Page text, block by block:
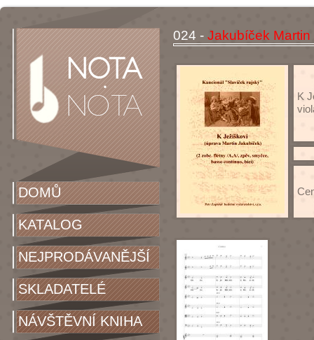
DOMŮ
KATALOG
NEJPRODÁVANĚJŠÍ
SKLADATELÉ
NÁVŠTĚVNÍ KNIHA
024 - Jakubíček Martin
K